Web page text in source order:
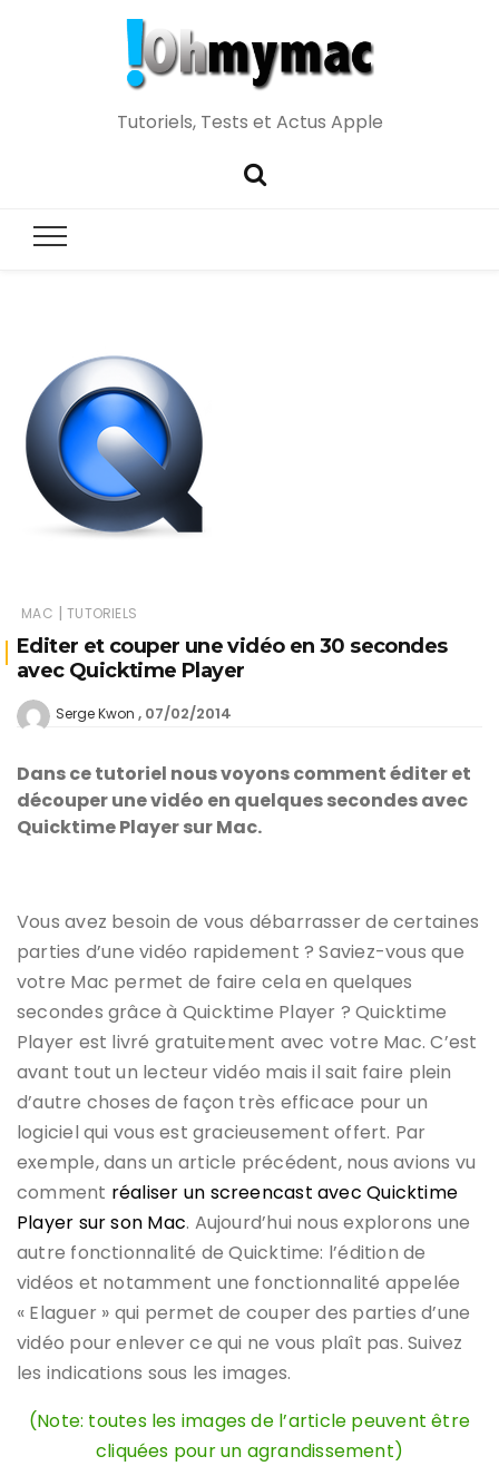
Tutoriels, Tests et Actus Apple
MAC | TUTORIELS
Editer et couper une vidéo en 30 secondes
avec Quicktime Player
Serge Kwon 07/02/2014
Dans ce tutoriel nous voyons comment éditer et
découper une vidéo en quelques secondes avec
Quicktime Player sur Mac.
Vous avez besoin de vous débarrasser de certaines
parties d’une vidéo rapidement ? Saviez-vous que
votre Mac permet de faire cela en quelques
secondes grâce à Quicktime Player ? Quicktime
Player est livré gratuitement avec votre Mac. C’est
avant tout un lecteur vidéo mais il sait faire plein
d’autre choses de façon très efficace pour un
logiciel qui vous est gracieusement offert. Par
exemple, dans un article précédent, nous avions vu
comment réaliser un screencast avec Quicktime
Player sur son Mac. Aujourd’hui nous explorons une
autre fonctionnalité de Quicktime: l’édition de
vidéos et notamment une fonctionnalité appelée
« Elaguer » qui permet de couper des parties d’une
vidéo pour enlever ce qui ne vous plaît pas. Suivez
les indications sous les images.
(Note: toutes les images de l’article peuvent être
cliquées pour un agrandissement)